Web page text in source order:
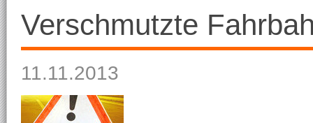
Verschmutzte
11.11.2013